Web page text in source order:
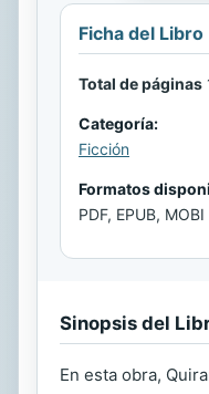
Ficha del Libro
Total de páginas
Categoría:
Ficción
Formatos
PDF, EPUB, MOBI
Sinopsis del
En esta obra,